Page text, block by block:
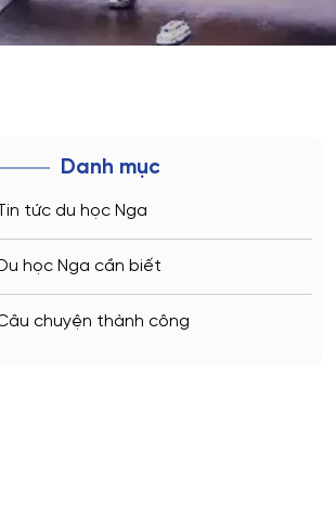
Danh mục
tức du học Nga
học Nga cần biết
chuyện thành công